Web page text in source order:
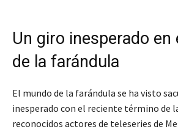
Un giro inesperado en
de la farándula
El mundo de la farándula se ha visto
inesperado con el reciente término de
reconocidos actores de teleseries de